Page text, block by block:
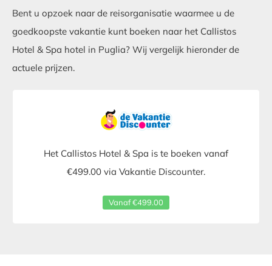
Bent u opzoek naar de reisorganisatie waarmee u de
goedkoopste vakantie kunt boeken naar het Callistos
Hotel & Spa hotel in Puglia? Wij vergelijk hieronder de
actuele prijzen.
Het Callistos Hotel & Spa is te boeken vanaf
€499.00 via Vakantie Discounter.
Vanaf €499.00